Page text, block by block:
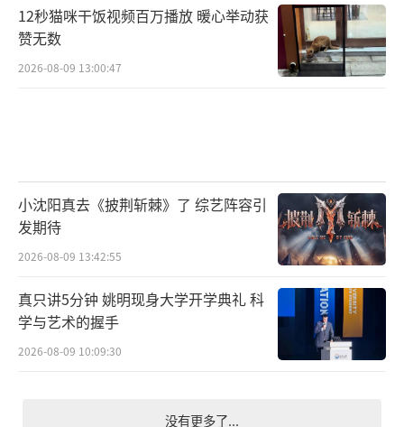
12秒猫咪干饭视频百万播放 暖心举动获
赞无数
2026-08-09 13:00:47
小沈阳真去《披荆斩棘》了 综艺阵容引
发期待
2026-08-09 13:42:55
真只讲5分钟 姚明现身大学开学典礼 科
学与艺术的握手
2026-08-09 10:09:30
没有更多了...